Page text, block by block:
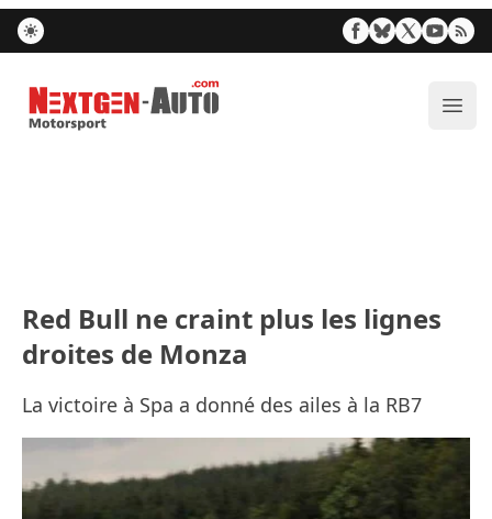
Nextgen-Auto.com
Red Bull ne craint plus les lignes
droites de Monza
La victoire à Spa a donné des ailes à la RB7